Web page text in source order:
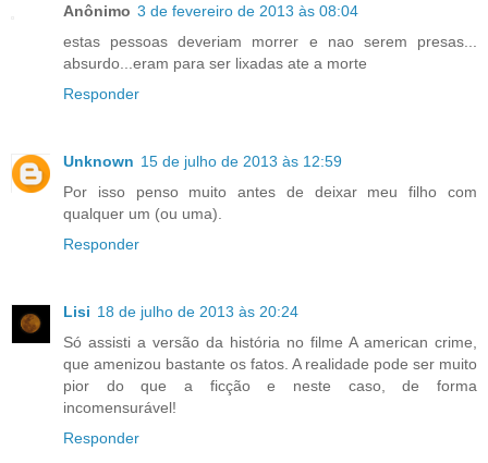
Anônimo 3 de fevereiro de 2013 às 08:04
estas pessoas deveriam morrer e nao serem presas...
absurdo...eram para ser lixadas ate a morte
Responder
Unknown 15 de julho de 2013 às 12:59
Por isso penso muito antes de deixar meu filho com
qualquer um (ou uma).
Responder
Lisi 18 de julho de 2013 às 20:24
Só assisti a versão da história no filme A american crime,
que amenizou bastante os fatos. A realidade pode ser muito
pior do que a ficção e neste caso, de forma
incomensurável!
Responder